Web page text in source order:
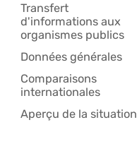
Transfert
d'informations aux
organismes publics
Données générales
Comparaisons
internationales
Aperçu de la situation